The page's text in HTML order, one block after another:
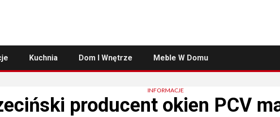
Kuchnia Dom I Wnętrze Meble W Domu
INFORMACJE
producent okien PCV